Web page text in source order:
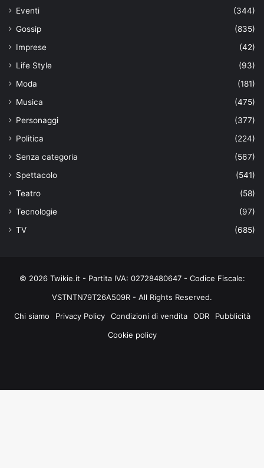
Eventi
(344)
Gossip
(835)
Imprese
(42)
Life Style
(93)
Moda
(181)
Musica
(475)
Personaggi
(377)
Politica
(224)
Senza categoria
(567)
Spettacolo
(541)
Teatro
(58)
Tecnologie
(97)
TV
(685)
© 2026 Twikie.it - Partita IVA: 02728480647 - Codice Fiscale:
VSTNTN79T26A509R - All Rights Reserved.
Chi siamo
Privacy Policy Condizioni di vendita ODR
Pubblicità
Cookie policy
Tube